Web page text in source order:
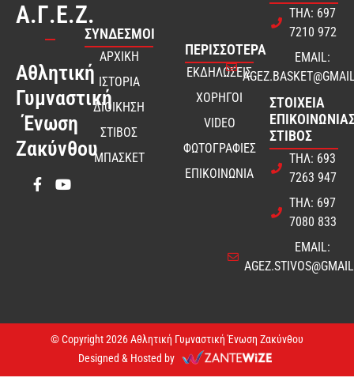
Α.Γ.Ε.Ζ.
Αθλητική
Γυμναστική
Ένωση
Ζακύνθου
ΣΎΝΔΕΣΜΟΙ
ΑΡΧΙΚΗ
ΙΣΤΟΡΙΑ
ΔΙΟΙΚΗΣΗ
ΣΤΙΒΟΣ
ΜΠΑΣΚΕΤ
ΠΕΡΙΣΣΟΤΕΡΑ
ΕΚΔΗΛΩΣΕΙΣ
ΧΟΡΗΓΟΙ
VIDEO
ΦΩΤΟΓΡΑΦΙΕΣ
ΕΠΙΚΟΙΝΩΝΙΑ
ΤΗΛ: 697
7210 972
EMAIL:
ΣΤΟΙΧΕΊΑ
ΣΤΊΒΟΣ
ΤΗΛ: 693
7263 947
ΤΗΛ: 697
7080 833
EMAIL:
© Copyright 2026 Αθλητική Γυμναστική Ένωση Ζακύνθου
Designed & Hosted by